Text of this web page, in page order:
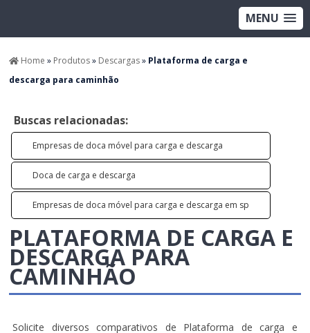
MENU
Home » Produtos» Descargas» Plataforma de carga e
descarga para caminhão
Buscas relacionadas:
Empresas de doca móvel para carga e descarga
Doca de carga e descarga
Empresas de doca móvel para carga e descarga em sp
PLATAFORMA DE CARGA E
DESCARGA PARA
CAMINHÃO
Solicite diversos comparativos de Plataforma de carga e